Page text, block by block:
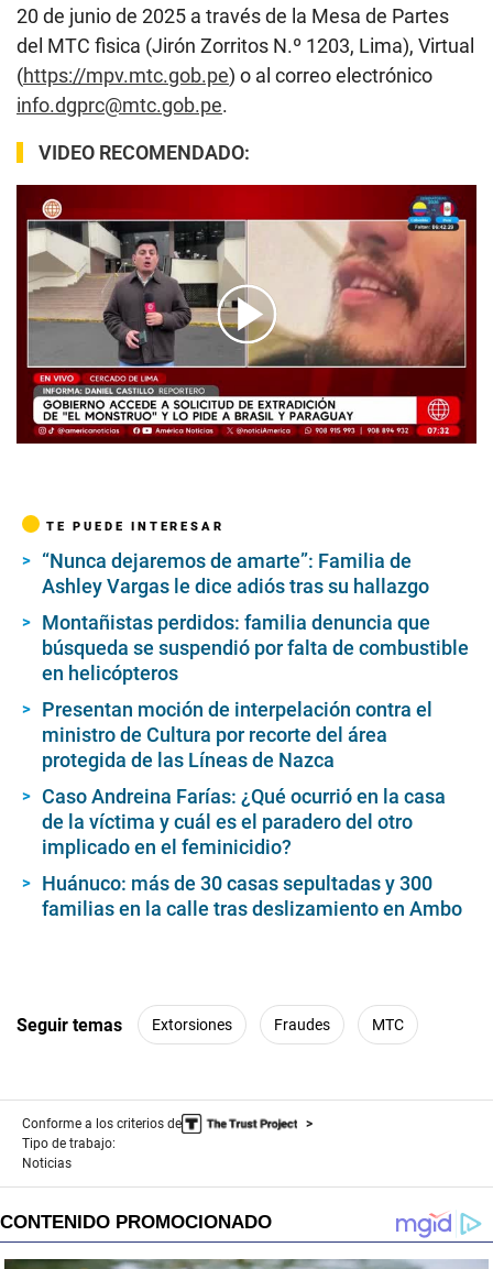
20 de junio de 2025 a través de la Mesa de Partes
del MTC fìsica (Jirón Zorritos N.º 1203, Lima), Virtual
(https://mpv.mtc.gob.pe) o al correo electrónico
info.dgprc@mtc.gob.pe.
VIDEO RECOMENDADO:
00:00/03:33
TE PUEDE INTERESAR
“Nunca dejaremos de amarte”: Familia de
Ashley Vargas le dice adiós tras su hallazgo
Montañistas perdidos: familia denuncia que
búsqueda se suspendió por falta de combustible
en helicópteros
Presentan moción de interpelación contra el
ministro de Cultura por recorte del área
protegida de las Líneas de Nazca
Caso Andreina Farías: ¿Qué ocurrió en la casa
de la víctima y cuál es el paradero del otro
implicado en el feminicidio?
Huánuco: más de 30 casas sepultadas y 300
familias en la calle tras deslizamiento en Ambo
Seguir temas Extorsiones Fraudes MTC
Conforme a los criterios de
Tipo de trabajo:
Noticias